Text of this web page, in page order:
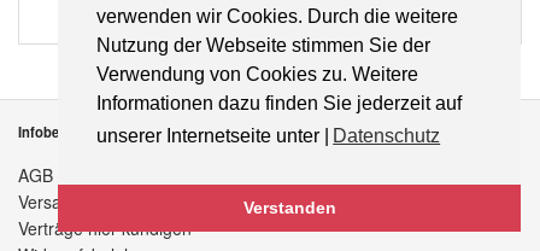
verwenden wir Cookies. Durch die weitere
Nutzung der Webseite stimmen Sie der
Verwendung von Cookies zu. Weitere
Informationen dazu finden Sie jederzeit auf
unserer Internetseite unter |
Datenschutz
Verstanden
Infobereich
AGB
Versandkosten
Verträge hier kündigen